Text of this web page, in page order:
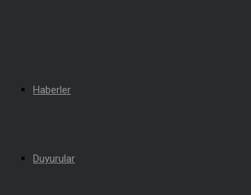
Haberler
Duyurular